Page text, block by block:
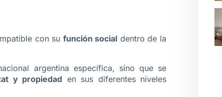
con su función social dentro de la
argentina específica, sino que se
y propiedad en sus diferentes niveles